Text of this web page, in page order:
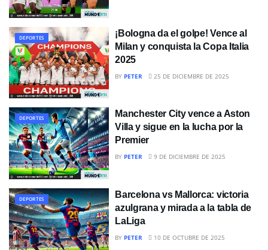
DEPORTES
¡Bologna da el golpe! Vence al
Milan y conquista la Copa Italia
2025
BY PETER 25 DE DICIEMBRE DE 2025
DEPORTES
Manchester City vence a Aston
Villa y sigue en la lucha por la
Premier
BY PETER 9 DE DICIEMBRE DE 2025
DEPORTES
Barcelona vs Mallorca: victoria
azulgrana y mirada a la tabla de
LaLiga
BY PETER 10 DE OCTUBRE DE 2025